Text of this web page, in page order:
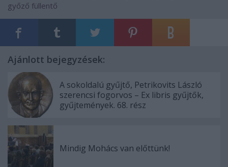
győző füllentő
Ajánlott bejegyzések:
A sokoldalú gyűjtő, Petrikovits László
szerencsi fogorvos – Ex libris gyűjtők,
gyűjtemények. 68. rész
Mindig Mohács van előttünk!